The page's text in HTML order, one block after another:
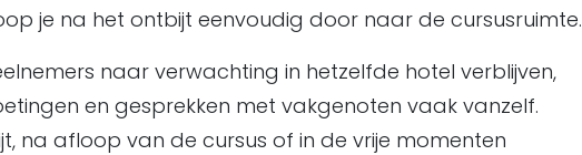
je na het ontbijt eenvoudig door naar de cursusruimte.
naar verwachting in hetzelfde hotel verblijven,
en gesprekken met vakgenoten vaak vanzelf.
na afloop van de cursus of in de vrije momenten